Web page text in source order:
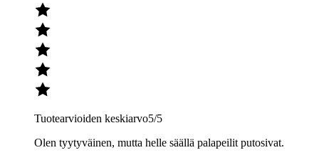
Tuotearvioiden keskiarvo5/5
Olen tyytyväinen, mutta helle säällä palapeilit putosivat.